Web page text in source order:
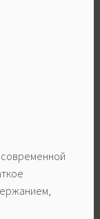
современной